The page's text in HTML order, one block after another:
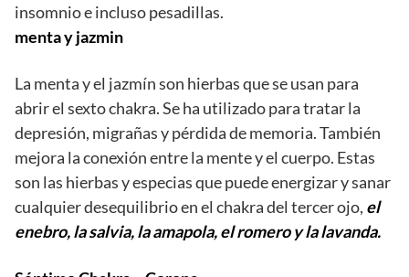
insomnio e incluso pesadillas.
menta y jazmin
La menta y el jazmín son hierbas que se usan para
abrir el sexto chakra. Se ha utilizado para tratar la
depresión, migrañas y pérdida de memoria. También
mejora la conexión entre la mente y el cuerpo. Estas
son las hierbas y especias que puede energizar y sanar
cualquier desequilibrio en el chakra del tercer ojo, el
enebro, la salvia, la amapola, el romero y la lavanda.